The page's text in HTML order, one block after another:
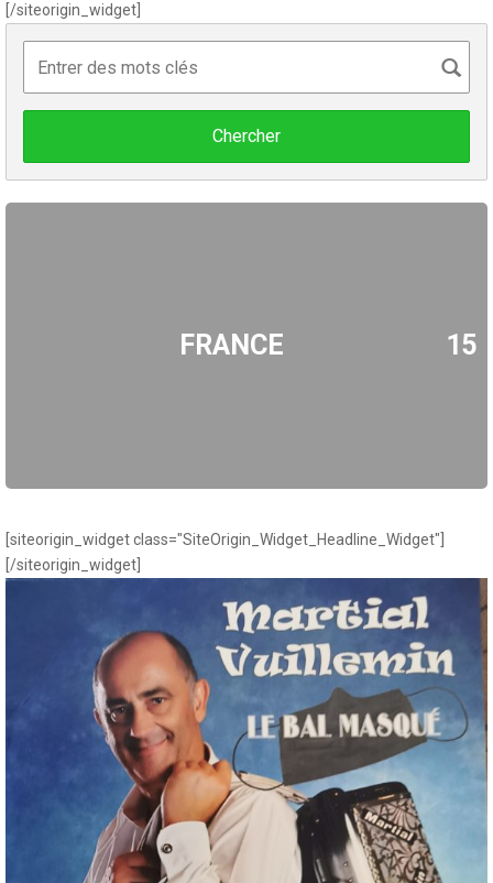
[/siteorigin_widget]
Chercher
FRANCE 15
[siteorigin_widget class="SiteOrigin_Widget_Headline_Widget"]
[/siteorigin_widget]